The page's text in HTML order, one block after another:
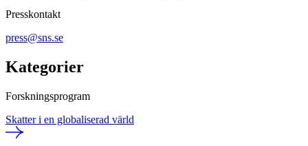
Presskontakt
press@sns.se
Kategorier
Forskningsprogram
Skatter i en globaliserad värld